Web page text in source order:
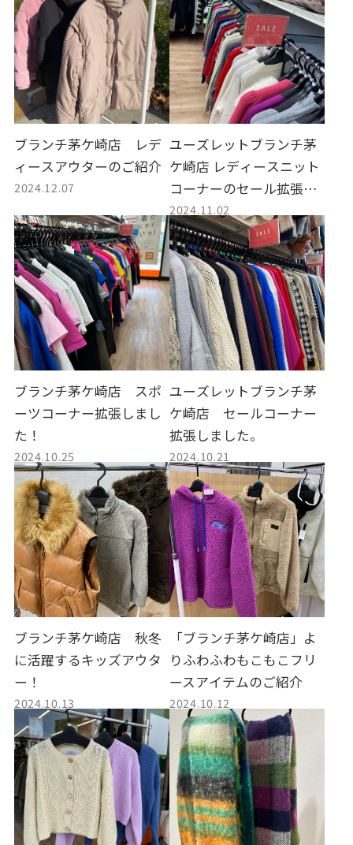
ブランチ茅ケ崎店 レデ
ィースアウターのご紹介
2024.12.07
ユーズレットブランチ茅
ケ崎店 レディースニット
コーナーのセール拡張し
ました！
2024.11.02
ブランチ茅ケ崎店 スポ
ーツコーナー拡張しまし
た！
2024.10.25
ユーズレットブランチ茅
ケ崎店 セールコーナー
拡張しました。
2024.10.21
ブランチ茅ケ崎店 秋冬
に活躍するキッズアウタ
ー！
2024.10.13
「ブランチ茅ケ崎店」よ
りふわふわもこもこフリ
ースアイテムのご紹介
2024.10.12